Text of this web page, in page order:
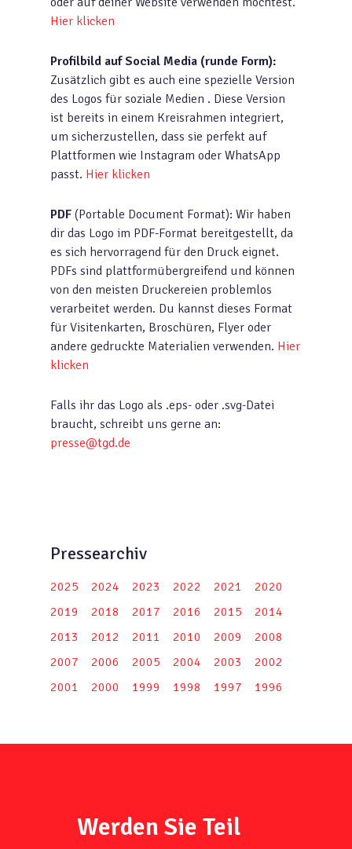
Hier klicken
Profilbild auf Social Media (runde Form):
Zusätzlich gibt es auch eine spezielle Version
des Logos für soziale Medien . Diese Version
ist bereits in einem Kreisrahmen integriert,
um sicherzustellen, dass sie perfekt auf
Plattformen wie Instagram oder WhatsApp
passt. Hier klicken
PDF(Portable Document Format): Wir haben
dir das Logo im PDF-Format bereitgestellt, da
es sich hervorragend für den Druck eignet.
PDFs sind plattformübergreifend und können
von den meisten Druckereien problemlos
verarbeitet werden. Du kannst dieses Format
für Visitenkarten, Broschüren, Flyer oder
andere gedruckte Materialien verwenden. Hier
klicken
Falls ihr das Logo als .eps- oder .svg-Datei
braucht, schreibt uns gerne an:
presse@tgd.de
Pressearchiv
2025 2024 2023 2022 2021
2020
2019
2018 2017 2016 2015
2014
2013
2012 2011 2010 2009
2008
2007
2006 2005 2004 2003
2002
2001
2000 1999 1998 1997 1996
Werden Sie Teil